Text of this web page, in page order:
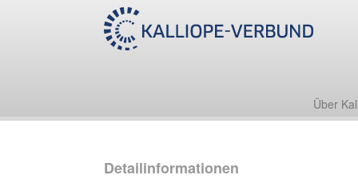
Über
Detailinformationen